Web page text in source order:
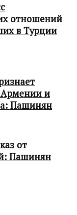
отношений
в Турции
Армении и
Пашинян
от
Пашинян